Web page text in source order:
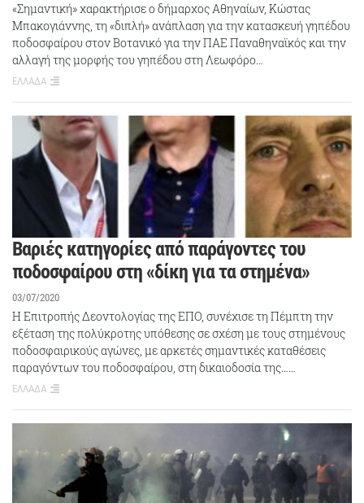
«Σημαντική» χαρακτήρισε ο δήμαρχος Αθηναίων, Κώστας
Μπακογιάννης, τη «διπλή» ανάπλαση για την κατασκευή γηπέδου
ποδοσφαίρου στον Βοτανικό για την ΠΑΕ Παναθηναϊκός και την
αλλαγή της μορφής του γηπέδου στη Λεωφόρο…
ΕΛΛΑΔΑ
Βαριές κατηγορίες από παράγοντες του
ποδοσφαίρου στη «δίκη για τα στημένα»
03/07/2020
Η Επιτροπής Δεοντολογίας της ΕΠΟ, συνέχισε τη Πέμπτη την
εξέταση της πολύκροτης υπόθεσης σε σχέση με τους στημένους
ποδοσφαιρικούς αγώνες, με αρκετές σημαντικές καταθέσεις
παραγόντων του ποδοσφαίρου, στη δικαιοδοσία της……
ΕΛΛΑΔΑ